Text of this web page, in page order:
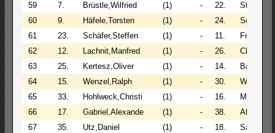
59
7. Brüstle,Wilfried (1) - 22.
60
9. Häfele,Torsten (1) - 24.
61
23. Schäfer,Steffen (1) - 11.
62
12. Lachnit,Manfred (1) - 26.
63
25. Kertesz,Oliver (1) - 14.
64
15. Wenzel,Ralph (1) - 30.
65
33. Hohlweck,Christi (1) - 16.
66
17. Gabriel,Alexande (1) - 38.
67
35. Utz,Daniel (1) - 18.